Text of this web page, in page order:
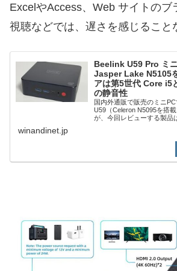
ExcelやAccess、Web サイトのブ
視聴などでは、遅さを感じること
Beelink U59 Pro ミ
Jasper Lake N5105
アは第5世代 Core i5
の静音性
国内外通販で販売のミニ
U59（Celeron N5095を搭
が、今回レビューする製品
winandinet.jp